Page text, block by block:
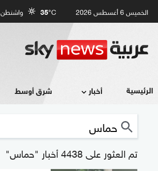
الخميس 6 أغسطس 2026 35°C واشنطن
الرئيسية أخبار شرق أوسط
تم العثور على 4438 أخبار "حماس"